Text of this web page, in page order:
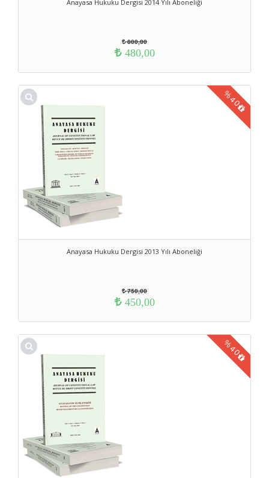
Anayasa Hukuku Dergisi 2014 Yılı Aboneliği
800,00
480,00
Anayasa Hukuku Dergisi 2013 Yılı Aboneliği
%40
750,00
450,00
%40